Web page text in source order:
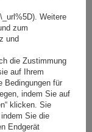
TowBox V3 LED
Weitere
zum
und
die Zustimmung
auf Ihrem
Bedingungen für
indem Sie auf
klicken. Sie
Sie die
Endgerät